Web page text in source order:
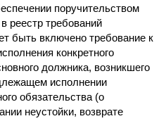
поручительством
реестр требований
быть включено требование к
конкретного
должника, возникшего
исполнении
обязательства (о
неустойки, возврате